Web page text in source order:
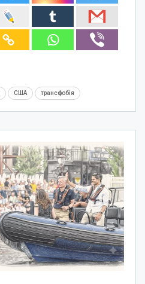
США трансфобія